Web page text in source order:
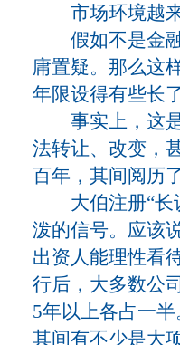
市场环境越来
假如不是金融
庸置疑。那么这
年限设得有些长
事实上，这是
法转让、改变，
百年，其间阅历
大伯注册“长认
泼的信号。应该
出资人能理性看
行后，大多数公
5年以上各占一
其间有不少是大